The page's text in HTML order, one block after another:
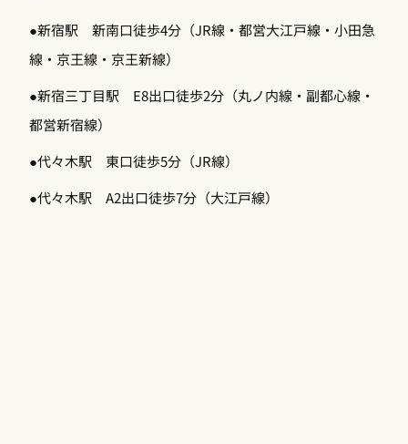
●新宿駅 新南口徒歩4分（JR線・都営大江戸線・小田急
線・京王線・京王新線）
●新宿三丁目駅 E8出口徒歩2分（丸ノ内線・副都心線・
都営新宿線）
●代々木駅 東口徒歩5分（JR線）
●代々木駅 A2出口徒歩7分（大江戸線）